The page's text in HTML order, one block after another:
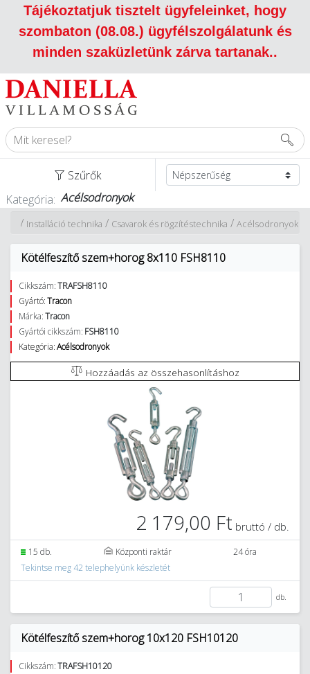
Tájékoztatjuk tisztelt ügyfeleinket, hogy
szombaton (08.08.) ügyfélszolgálatunk és
minden szaküzletünk zárva tartanak..
Szűrők
Kategória: Acélsodronyok
Acélsodronyok
/
Csavarok és rögzítéstechnika
/
Installáció technika
/
Kötélfeszítő szem+horog 8x110 FSH8110
Cikkszám:TRAFSH8110
Gyártó:Tracon
Márka:Tracon
Gyártói cikkszám: FSH8110
Kategória:Acélsodronyok
Hozzáadás az összehasonlításhoz
2 179,00 Ft bruttó / db.
15 db. Központi raktár
24 óra
Tekintse meg 42 telephelyünk készletét
db.
Kötélfeszítő szem+horog 10x120 FSH10120
Cikkszám:TRAFSH10120